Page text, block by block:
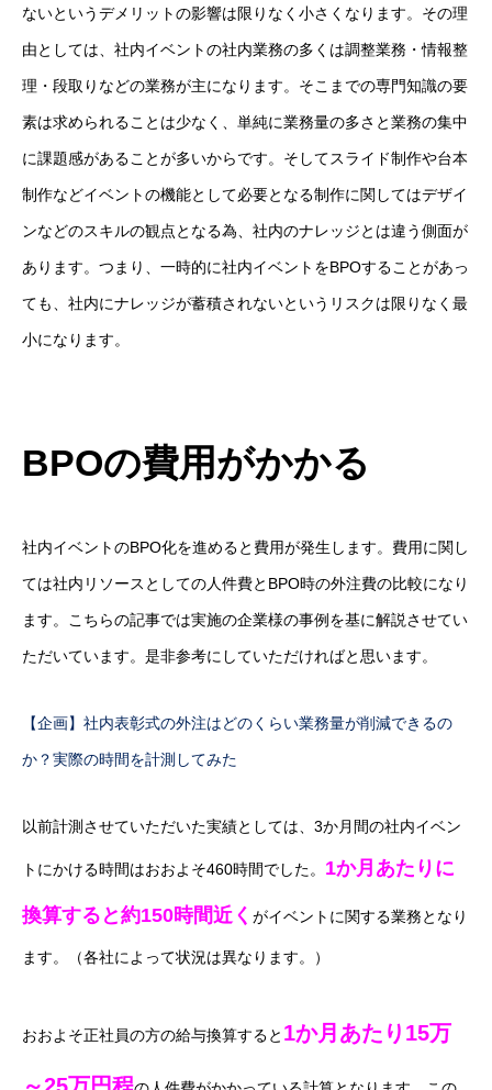
ないというデメリットの影響は限りなく小さくなります。その理
由としては、社内イベントの社内業務の多くは調整業務・情報整
理・段取りなどの業務が主になります。そこまでの専門知識の要
素は求められることは少なく、単純に業務量の多さと業務の集中
に課題感があることが多いからです。そしてスライド制作や台本
制作などイベントの機能として必要となる制作に関してはデザイ
ンなどのスキルの観点となる為、社内のナレッジとは違う側面が
あります。つまり、一時的に社内イベントをBPOすることがあっ
ても、社内にナレッジが蓄積されないというリスクは限りなく最
小になります。
BPOの費用がかかる
社内イベントのBPO化を進めると費用が発生します。費用に関し
ては社内リソースとしての人件費とBPO時の外注費の比較になり
ます。こちらの記事では実施の企業様の事例を基に解説させてい
ただいています。是非参考にしていただければと思います。
【企画】社内表彰式の外注はどのくらい業務量が削減できるの
か？実際の時間を計測してみた
以前計測させていただいた実績としては、3か月間の社内イベン
トにかける時間はおおよそ460時間でした。 1か月あたりに
換算すると約150時間近く がイベントに関する業務となり
ます。（各社によって状況は異なります。）
おおよそ正社員の方の給与換算すると 1か月あたり15万